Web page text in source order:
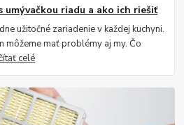
umývačkou riadu a ako ich riešiť
užitočné zariadenie v každej kuchyni.
môžeme mať problémy aj my. Čo
celé